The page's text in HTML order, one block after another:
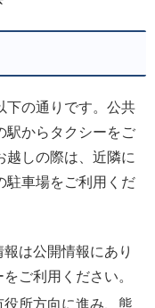
下の通りです。公共
駅からタクシーをご
越しの際は、近隣に
駐車場をご利用くだ
は公開情報にあり
ご利用ください。
所方向に進み、熊